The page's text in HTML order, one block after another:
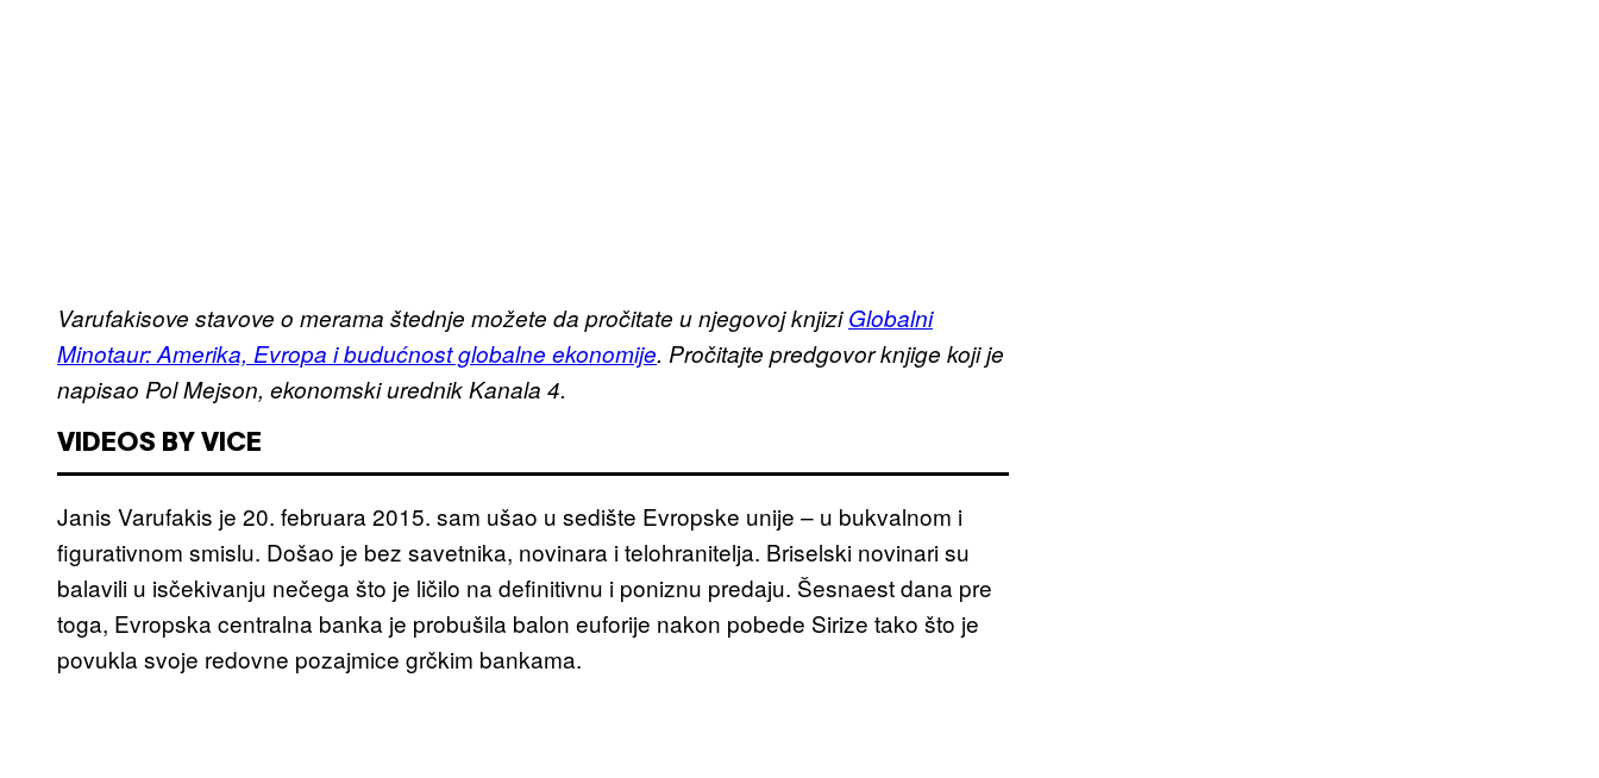
Varufakisove stavove o merama štednje možete da pročitate u njegovoj knjiziGlobalni
Minotaur: Amerika, Evropa i budućnost globalne ekonomije. Pročitajte predgovor knjige koji je
napisao Pol Mejson, ekonomski urednikKanala 4.
VIDEOS BY VICE
Janis Varufakis je 20. februara 2015. sam ušao u sedište Evropske unije – u bukvalnom i
figurativnom smislu. Došao je bez savetnika, novinara i telohranitelja. Briselski novinari su
balavili u isčekivanju nečega što je ličilo na definitivnu i poniznu predaju. Šesnaest dana pre
toga, Evropska centralna banka je probušila balon euforije nakon pobede Sirize tako što je
povukla svoje redovne pozajmice grčkim bankama.